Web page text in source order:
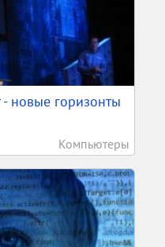
- новые горизонты
Компьютеры